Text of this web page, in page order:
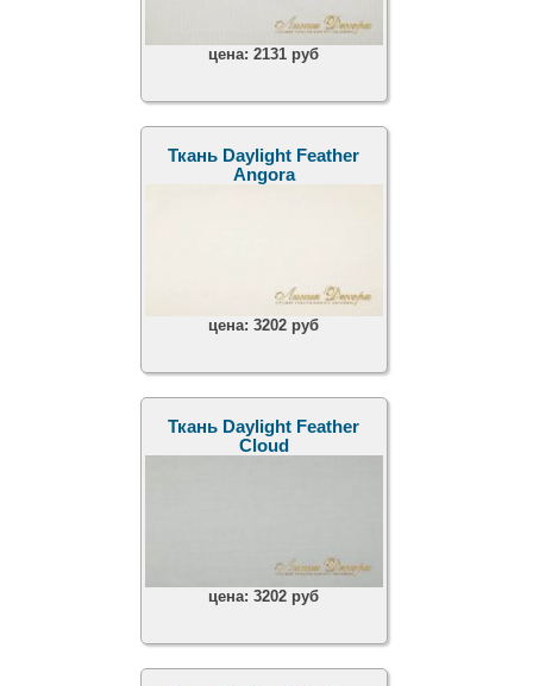
цена:2131 руб
Ткань Daylight Feather
Angora
цена:3202 руб
Ткань Daylight Feather
Cloud
цена:3202 руб